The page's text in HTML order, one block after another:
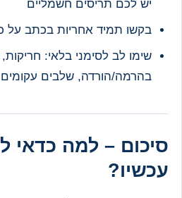
יש לכם תריסים חשמליים
בקשו תמיד אחריות בכתב על
שימו לב לסימני בלאי: חריקות,
בהרמה/הורדה, שלבים
סיכום – למה כדאי
עכשיו?